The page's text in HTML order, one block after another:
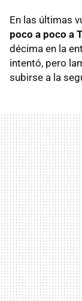
En las últimas
poco a poco a
décima en la
intentó, pero
subirse a la